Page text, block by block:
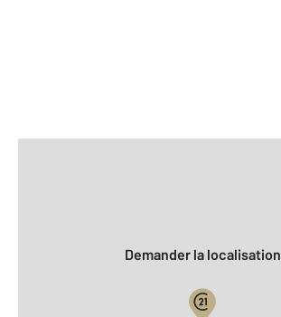
Demander la localisation